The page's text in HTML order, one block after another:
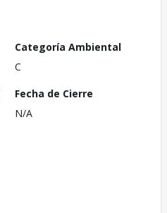
Categoría Ambiental
C
Fecha de Cierre
N/A